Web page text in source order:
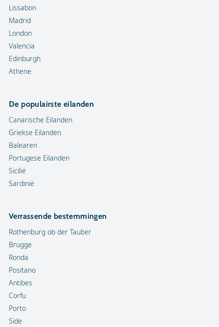
Lissabon
Madrid
London
Valencia
Edinburgh
Athene
De populairste eilanden
Canarische Eilanden
Griekse Eilanden
Balearen
Portugese Eilanden
Sicilië
Sardinië
Verrassende bestemmingen
Rothenburg ob der Tauber
Brugge
Ronda
Positano
Antibes
Corfu
Porto
Side